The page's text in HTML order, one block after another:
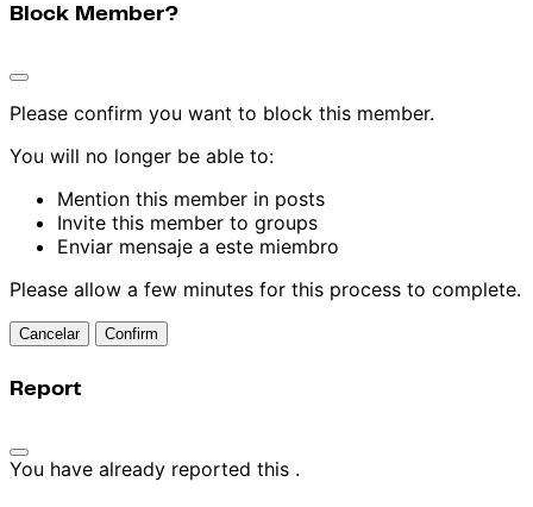
Block Member?
Please confirm you want to block this member.
You will no longer be able to:
Mention this member in posts
Invite this member to groups
Enviar mensaje a este miembro
Please allow a few minutes for this process to complete.
Confirm
Report
You have already reported this .